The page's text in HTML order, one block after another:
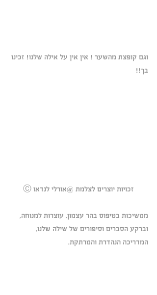
וגם קופצת מהשער ! אין אין על אילה שלנו! זכינו
בך!!
Ⓒ זכויות יוצרים לצלמת @אורלי לנדאו
ממשיכות בטיפוס בהר עצמון. עוצרות למנוחה,
וברקע הסברים וסיפורים של שילה שלנו,
המדריכה הנהדרת והמרתקת.